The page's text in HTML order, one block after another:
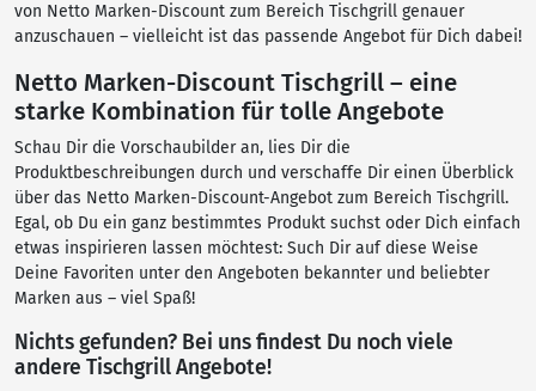
von Netto Marken-Discount zum Bereich Tischgrill genauer
anzuschauen – vielleicht ist das passende Angebot für Dich dabei!
Netto Marken-Discount Tischgrill – eine
starke Kombination für tolle Angebote
Schau Dir die Vorschaubilder an, lies Dir die
Produktbeschreibungen durch und verschaffe Dir einen Überblick
über das Netto Marken-Discount-Angebot zum Bereich Tischgrill.
Egal, ob Du ein ganz bestimmtes Produkt suchst oder Dich einfach
etwas inspirieren lassen möchtest: Such Dir auf diese Weise
Deine Favoriten unter den Angeboten bekannter und beliebter
Marken aus – viel Spaß!
Nichts gefunden? Bei uns findest Du noch viele
andere Tischgrill Angebote!